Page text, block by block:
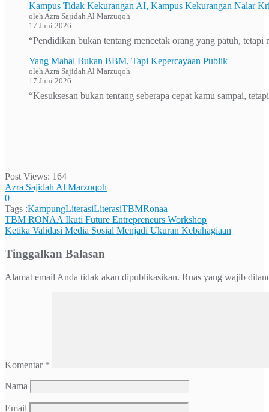
Kampus Tidak Kekurangan AI, Kampus Kekurangan Nalar
oleh Azra Sajidah Al Marzuqoh
17 Juni 2026
“Pendidikan bukan tentang mencetak orang yang patuh,
Yang Mahal Bukan BBM, Tapi Kepercayaan Publik
oleh Azra Sajidah Al Marzuqoh
17 Juni 2026
“Kesuksesan bukan tentang seberapa cepat kamu sampai,
Post Views: 164
Azra Sajidah Al Marzuqoh
0
Tags :KampungLiterasiLiterasiTBMRonaa
Navigasi
pos
TBM RONAA Ikuti Future Entrepreneurs Workshop
Ketika Validasi Media Sosial Menjadi Ukuran Kebahagiaan
Tinggalkan Balasan
Alamat email Anda tidak akan dipublikasikan. Ruas yang wajib
Komentar *
Nama
Email